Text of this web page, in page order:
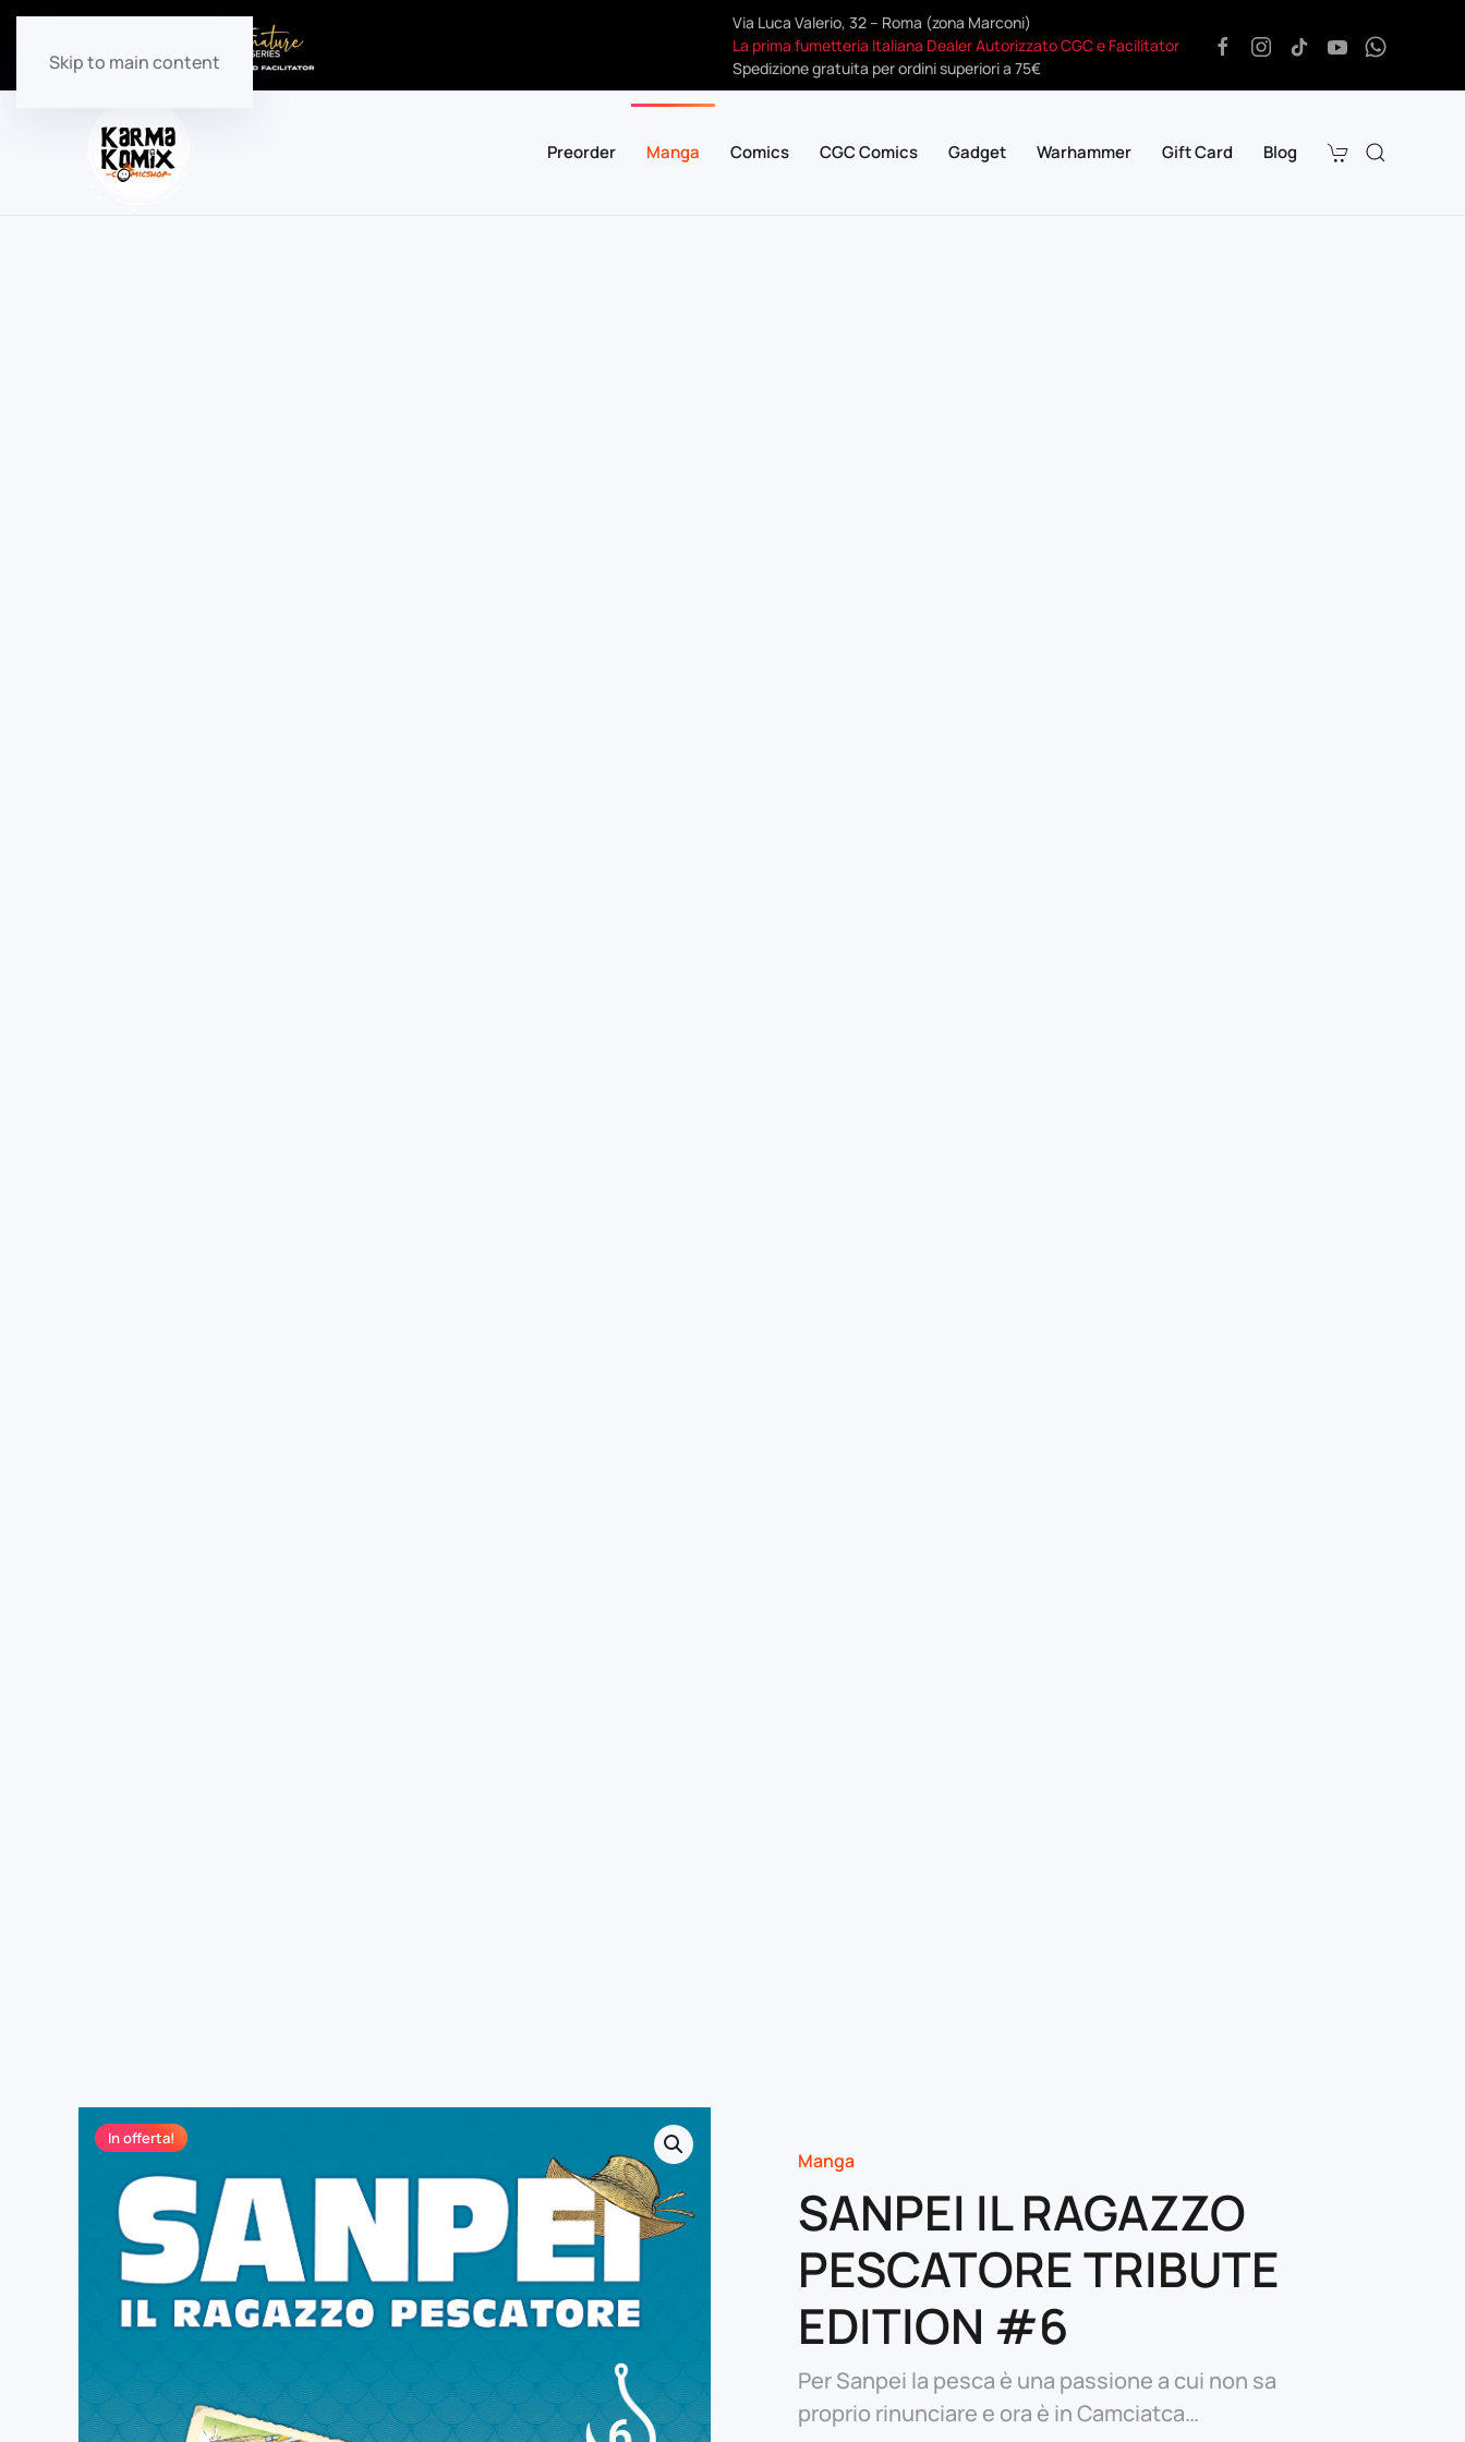
Skip to main content
Via Luca Valerio, 32 – Roma (zona Marconi)
La prima fumetteria Italiana Dealer Autorizzato CGC e Facilitator
Spedizione gratuita per ordini superiori a 75€
Preorder Manga Comics CGC Comics Gadget Warhammer Gift Card Blog
In offerta!
Manga
SANPEI IL RAGAZZO
PESCATORE TRIBUTE
EDITION #6
Per Sanpei la pesca è una passione a cui non sa
proprio rinunciare e ora è in Camciatca…